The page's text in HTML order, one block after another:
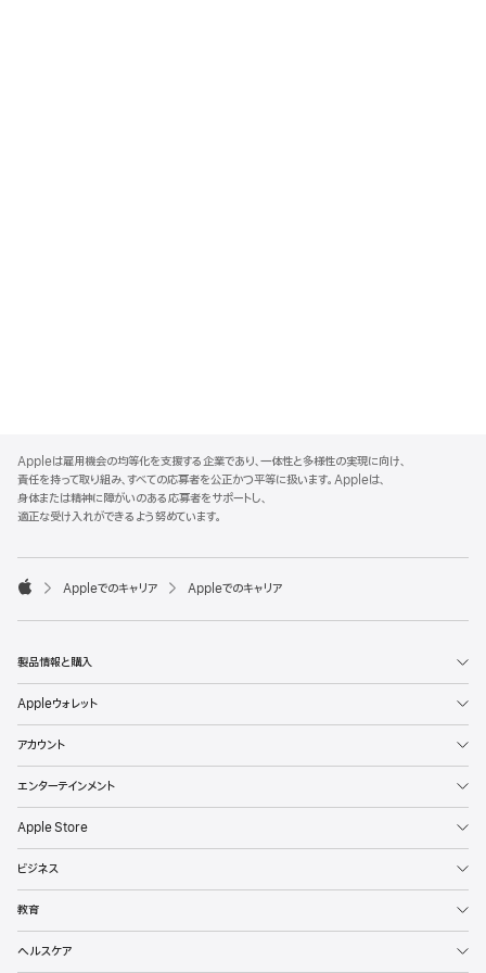
p
p
l
e
o
t
Appleは雇用機会の均等化を支援する企業であり、一体性と多様性の実現に向け、
責任を持って取り組み、すべての応募者を公正かつ平等に扱います。Appleは、
身体または精神に障がいのある応募者をサポートし、
適正な受け入れができるよう努めています。

p
l
Appleでのキャリア Appleでのキャリア
製品情報と購入
Appleウォレット
アカウント
エンターテインメント
Apple Store
ビジネス
教育
ヘルスケア